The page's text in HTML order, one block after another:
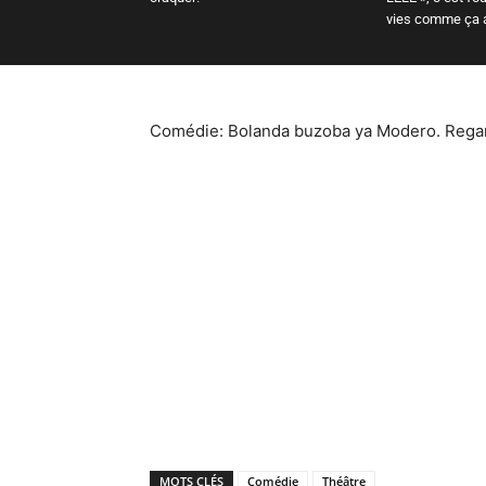
vies comme ça
Comédie: Bolanda buzoba ya Modero.
MOTS CLÉS Comédie Théâtre